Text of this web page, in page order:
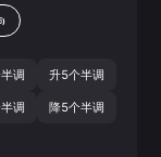
)
调 升5个半调
调 降5个半调